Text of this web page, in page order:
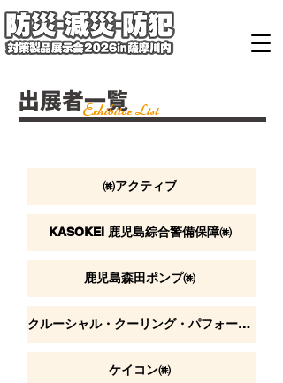
出展者一覧
Exhibitor List
㈱アクティブ
KASOKEI 鹿児島綜合警備保障㈱
鹿児島森田ポンプ㈱
クルーシャル・クーリング・パフォーマンス㈱
ケイコン㈱